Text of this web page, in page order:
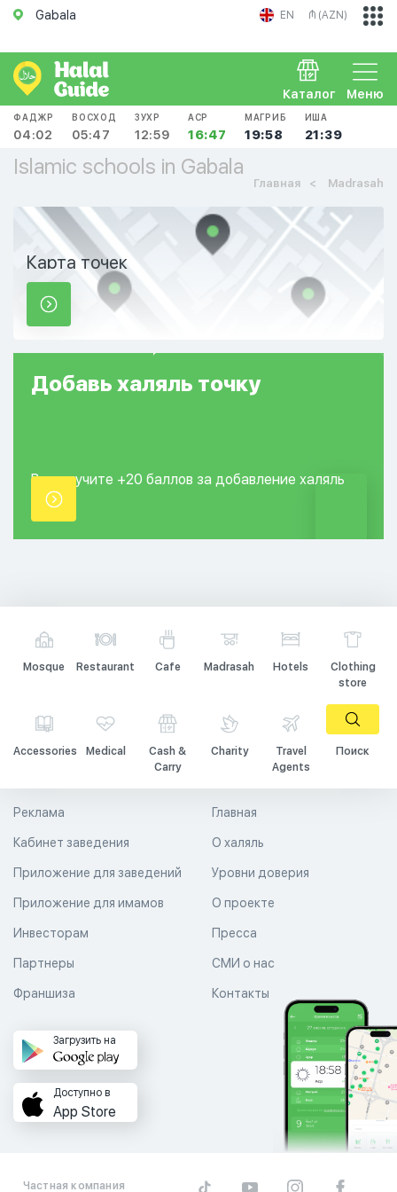
Gabala EN ₼ (AZN)
Меню
Каталог
ФАДЖР
04:02
ВОСХОД
05:47
ЗУХР
12:59
АСР
16:47
МАГРИБ
19:58
ИША
21:39
Islamic schools in Gabala
Главная Madrasah
Карта точек
Добавь халяль точку
Вы получите +20 баллов за добавление халяль
точки.
Mosque Restaurant Cafe Madrasah Hotels
Clothing
store
Accessories Medical
Cash &
Carry
Charity
Travel
Agents
Поиск
Главная
О халяль
Уровни доверия
Реклама
Кабинет заведения
Приложение для заведений
Приложение для имамов О проекте
Пресса
СМИ о нас
Контакты
Инвесторам
Партнеры
Франшиза
Загрузить на
Доступно в
App Store
Частная компания